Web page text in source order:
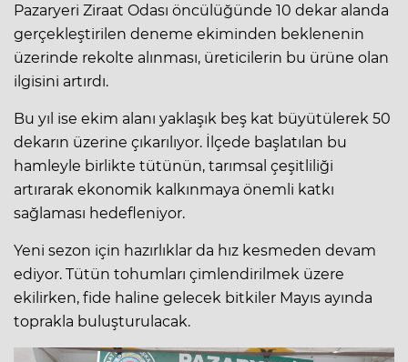
Pazaryeri Ziraat Odası öncülüğünde 10 dekar alanda
gerçekleştirilen deneme ekiminden beklenenin
üzerinde rekolte alınması, üreticilerin bu ürüne olan
ilgisini artırdı.
Bu yıl ise ekim alanı yaklaşık beş kat büyütülerek 50
dekarın üzerine çıkarılıyor. İlçede başlatılan bu
hamleyle birlikte tütünün, tarımsal çeşitliliği
artırarak ekonomik kalkınmaya önemli katkı
sağlaması hedefleniyor.
Yeni sezon için hazırlıklar da hız kesmeden devam
ediyor. Tütün tohumları çimlendirilmek üzere
ekilirken, fide haline gelecek bitkiler Mayıs ayında
toprakla buluşturulacak.